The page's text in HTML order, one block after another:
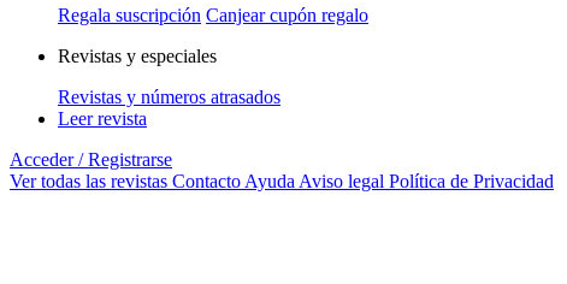
Regala suscripción Canjear cupón regalo
Revistas y especiales
Revistas y números atrasados
Leer revista
Acceder / Registrarse
Ver todas las revistas Contacto Ayuda Aviso legal Política de Privacidad